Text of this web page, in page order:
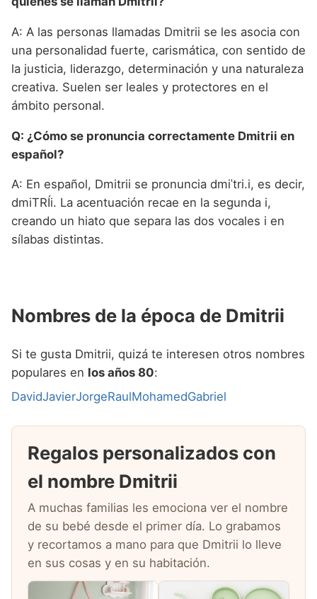
A: A las personas llamadas Dmitrii se les asocia con
una personalidad fuerte, carismática, con sentido de
la justicia, liderazgo, determinación y una naturaleza
creativa. Suelen ser leales y protectores en el
ámbito personal.
Q: ¿Cómo se pronuncia correctamente Dmitrii en
español?
A: En español, Dmitrii se pronuncia dmiˈtri.i, es decir,
dmiTRÍi. La acentuación recae en la segunda i,
creando un hiato que separa las dos vocales i en
sílabas distintas.
Nombres de la época de Dmitrii
Si te gusta Dmitrii, quizá te interesen otros nombres
populares en los años 80:
DavidJavierJorgeRaulMohamedGabriel
Regalos personalizados con
el nombre Dmitrii
A muchas familias les emociona ver el nombre
de su bebé desde el primer día. Lo grabamos
y recortamos a mano para que Dmitrii lo lleve
en sus cosas y en su habitación.